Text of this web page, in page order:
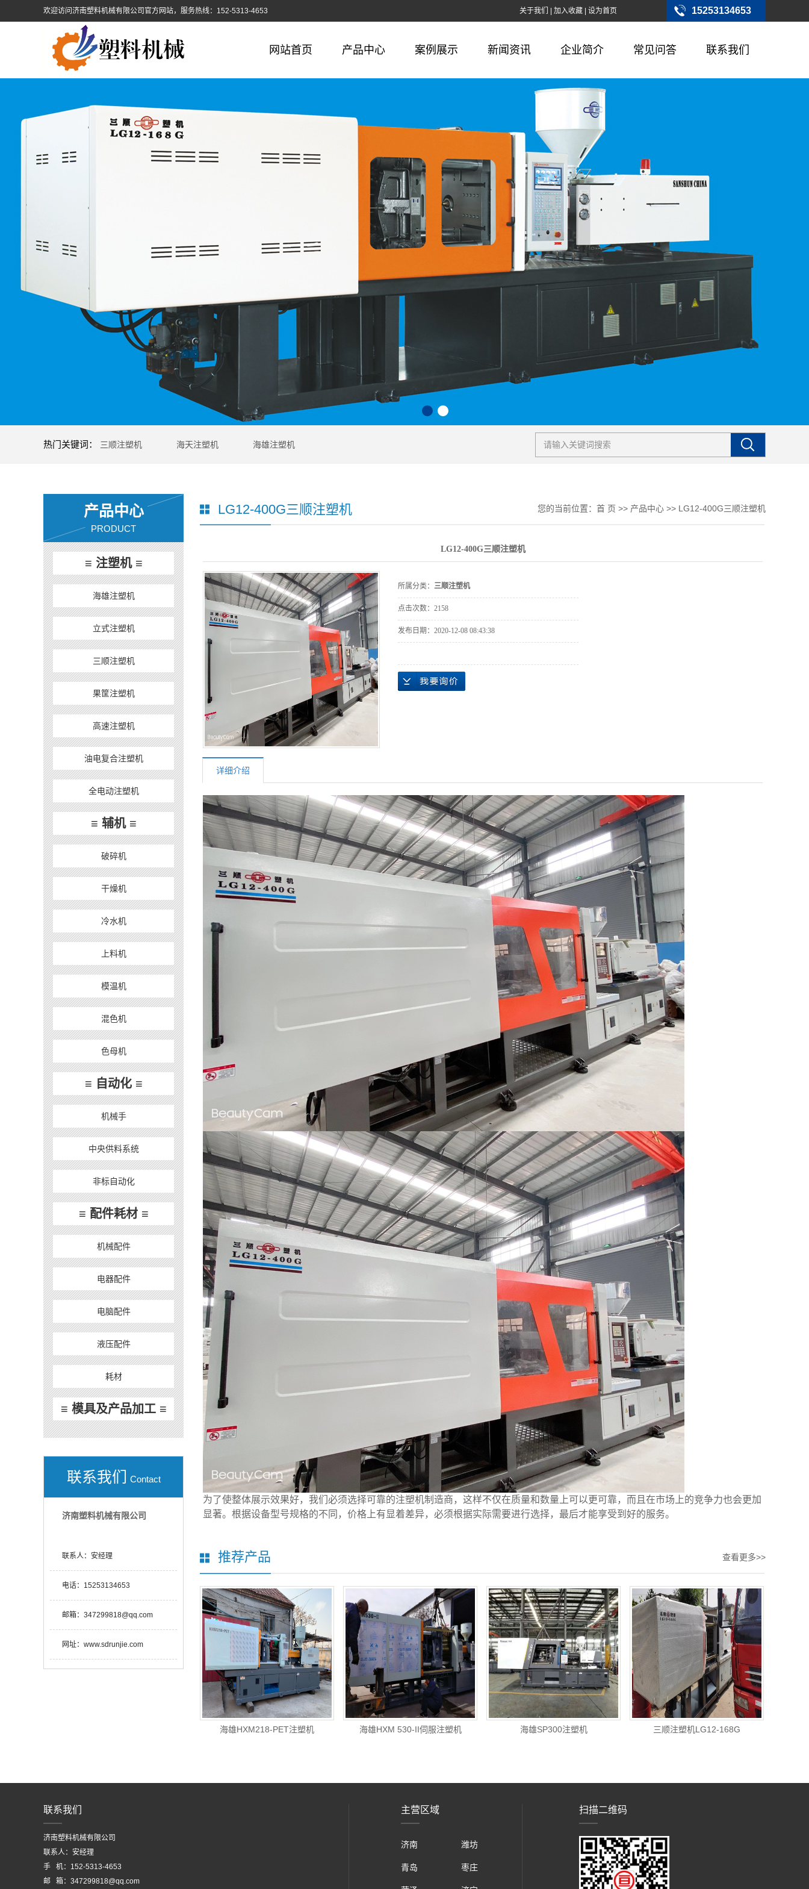
欢迎访问济南塑料机械有限公司官方网站，服务热线：152-5313-4653 15253134653
关于我们 加入收藏 设为首页
网站首页 产品中心
配件耗材
模具及产品加工
案例展示
日用品行业
五金行业
医疗行业
新闻资讯
常见问答
企业简介 常见问答 联系我们
热门关键词： 三顺注塑机 海天注塑机 海雄注塑机
产品中心
PRODUCT
≡ 注塑机 ≡
海雄注塑机
立式注塑机
三顺注塑机
果筐注塑机
高速注塑机
油电复合注塑机
全电动注塑机
≡ 辅机 ≡
破碎机
干燥机
冷水机
上料机
模温机
混色机
色母机
≡ 自动化 ≡
机械手
中央供料系统
非标自动化
≡ 配件耗材 ≡
机械配件
电器配件
电脑配件
液压配件
耗材
≡ 模具及产品加工 ≡
联系我们 Contact
济南塑料机械有限公司
联系人： 安经理
电话： 15253134653
邮箱： 347299818@qq.com
网址： www.sdrunjie.com
LG12-400G三顺注塑机 您的当前位置： 首 页 >> 产品中心 >> LG12-400G三顺注塑机
LG12-400G三顺注塑机
所属分类： 三顺注塑机
点击次数： 2158
发布日期： 2020-12-08 08:43:38
详细介绍
为了使整体展示效果好，我们必须选择可靠的注塑机制造商，这样不仅在质量和数量上可以更可靠，而且在市场上的竞争力也会更加
显著。根据设备型号规格的不同，价格上有显着差异，必须根据实际需要进行选择，最后才能享受到好的服务。
推荐产品 查看更多>>
海雄HXM218-PET注塑机 海雄HXM 530-II伺服注塑机 海雄SP300注塑机 三顺注塑机LG12-168G
联系我们
济南塑料机械有限公司
联系人：安经理
手 机：152-5313-4653
邮 箱：347299818@qq.com
主营区域
济南 潍坊
青岛 枣庄
扫描二维码